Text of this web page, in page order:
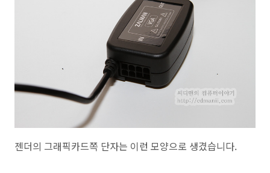
젠더의 그래픽카드쪽 단자는 이런 모양으로 생겼습니다.